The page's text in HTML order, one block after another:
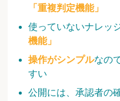
「重複判定機能」
使っていないナレッ
機能」
操作がシンプルなの
すい
公開には、承認者の